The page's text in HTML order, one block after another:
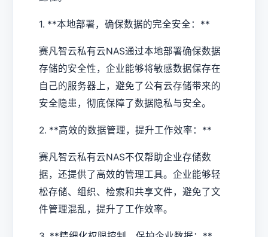
1. **本地部署，确保数据的完全安全：**
赛凡智云私有云NAS通过本地部署确保数据
存储的安全性，企业能够将敏感数据保存在
自己的服务器上，避免了公有云存储带来的
安全隐患，彻底保障了数据隐私与安全。
2. **高效的数据管理，提升工作效率：**
赛凡智云私有云NAS不仅帮助企业存储数
据，还提供了高效的管理工具。企业能够轻
松存储、组织、检索和共享文件，避免了文
件管理混乱，提升了工作效率。